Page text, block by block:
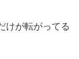
けが転がってる